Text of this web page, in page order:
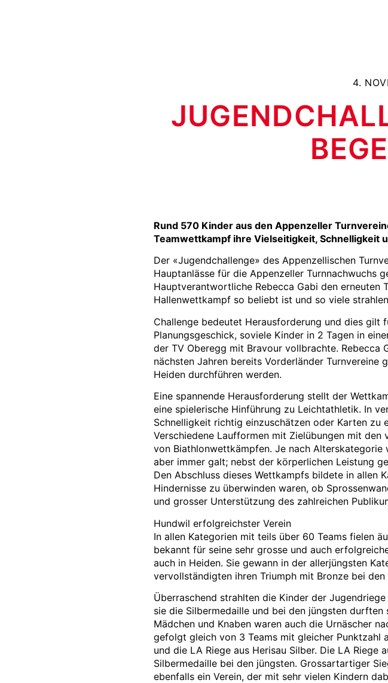
4.
Rund 570 Kinder aus den Appenzeller
Teamwettkampf ihre Vielseitigkeit, Schnelligkeit
Der «Jugendchallenge» des Appenzellischen
Hauptanlässe für die Appenzeller Turnnachwuchs
Hauptverantwortliche Rebecca Gabi den erneuten
Hallenwettkampf so beliebt ist und so viele
Challenge bedeutet Herausforderung und dies gilt
Planungsgeschick, soviele Kinder in 2 Tagen in
der TV Oberegg mit Bravour vollbrachte.
nächsten Jahren bereits Vorderländer Turnvereine
Heiden durchführen werden.
Eine spannende Herausforderung stellt der
eine spielerische Hinführung zu Leichtathletik. In
Schnelligkeit richtig einzuschätzen oder Karten zu
Verschiedene Laufformen mit Zielübungen mit den
von Biathlonwettkämpfen. Je nach
aber immer galt; nebst der körperlichen Leistung
Den Abschluss dieses Wettkampfs bildete in allen
Hindernisse zu überwinden waren, ob
und grosser Unterstützung des zahlreichen
Hundwil erfolgreichster Verein
In allen Kategorien mit teils über 60 Teams fielen
bekannt für seine sehr grosse und auch
auch in Heiden. Sie gewann in der allerjüngsten
vervollständigten ihren Triumph mit Bronze bei
Überraschend strahlten die Kinder der
sie die Silbermedaille und bei den jüngsten
Mädchen und Knaben waren auch die Urnäscher
gefolgt gleich von 3 Teams mit gleicher Punktzahl
und die LA Riege aus Herisau Silber. Die LA
Silbermedaille bei den jüngsten. Grossartartiger
ebenfalls ein Verein, der mit sehr vielen Kindern